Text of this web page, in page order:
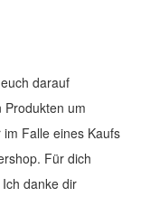
darauf
Produkten um
Falle eines Kaufs
Für dich
danke dir